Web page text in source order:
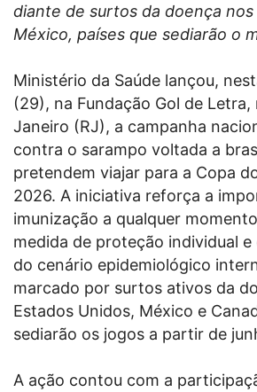
diante de surtos da doença nos
México, países que sediarão o
Ministério da Saúde lançou,
(29), na Fundação Gol de Letra,
Janeiro (RJ), a campanha
contra o sarampo voltada a
pretendem viajar para a Copa
2026. A iniciativa reforça a
imunização a qualquer
medida de proteção individual
do cenário epidemiológico
marcado por surtos ativos da
Estados Unidos, México e
sediarão os jogos a partir de
A ação contou com a